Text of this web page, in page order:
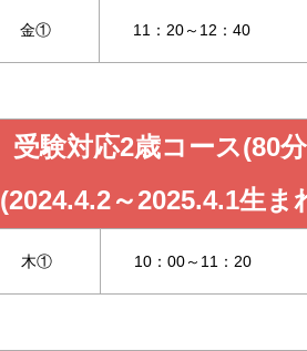
金① 11：20～12：40
受験対応2歳コース(80
(2024.4.2～2025.4.1生ま
木① 10：00～11：20